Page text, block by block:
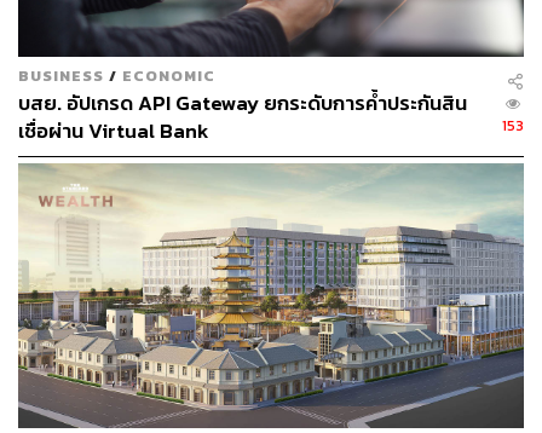
275
ABOUT THE AUTHOR
วาราดา ทองจำนงค์
Content Creator สำนักข่าว THE
STANDARD WEALTH
BUSINESS / ECONOMIC
บสย. อัปเกรด API Gateway ยกระดับการค้ำประกันสิน
เชื่อผ่าน Virtual Bank
153